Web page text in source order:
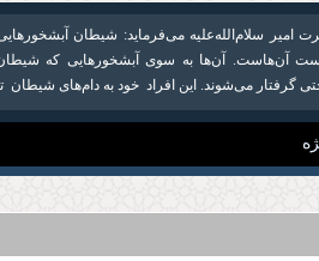
امیر سلام‌الله‌علیه می‌فرماید: شیطان
آن‌هاست. آن‌ها به سوی آبشخورهایی که
گرفتار می‌شوند. این افراد خود به دامهای شیطان